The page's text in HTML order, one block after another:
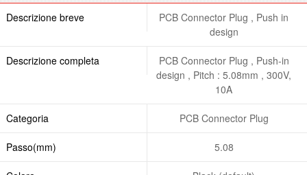
Descrizione breve
PCB Connector Plug , Push in
design
Descrizione completa
PCB Connector Plug , Push-in
design , Pitch : 5.08mm , 300V,
10A
Categoria PCB Connector Plug
Passo(mm) 5.08